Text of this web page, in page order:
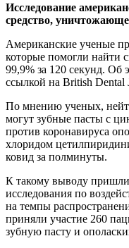
Исследование
средство,
Американские ученые
которые помогли найти
99,9% за 120 секунд.
ссылкой на British Dental
По мнению ученых,
могут зубные пасты с
против коронавируса
хлоридом
ковид за полминуты.
К такому выводу
исследования по
на темпы
приняли участие 260
зубную пасту и